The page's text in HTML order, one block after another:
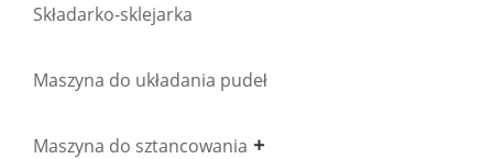
Składarko-sklejarka
Maszyna do układania pudeł
Maszyna do sztancowania